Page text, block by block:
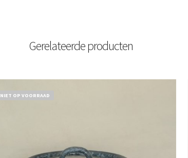
Gerelateerde producten
NIET OP VOORRAAD